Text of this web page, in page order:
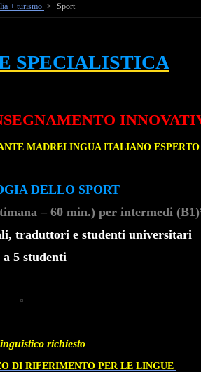
+ turismo > Sport
SPECIALISTICA
MADRELINGUA ITALIANO ESPERTO
DELLO SPORT
– 60 min.) per intermedi (B1)
traduttori e studenti universitari
a 5 studenti
richiesto
DI RIFERIMENTO PER LE LINGUE